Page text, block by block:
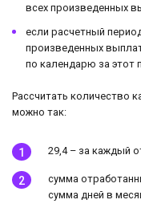
всех произведенных
если расчетный
произведенных
по календарю за этот
Рассчитать количество
можно так:
29,4 – за каждый
сумма
сумма дней в